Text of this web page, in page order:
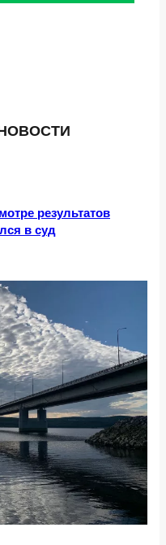
результатов
в суд